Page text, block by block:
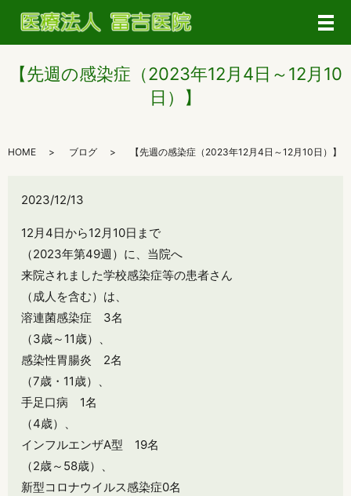
メ
【先週の感染症（2023年12月4日～12月10
日）】
HOME ブログ 【先週の感染症（2023年12月4日～12月10日）】
2023/12/13
12月4日から12月10日まで
（2023年第49週）に、当院へ
来院されました学校感染症等の患者さん
（成人を含む）は、
溶連菌感染症 3名
（3歳～11歳）、
感染性胃腸炎 2名
（7歳・11歳）、
手足口病 1名
（4歳）、
インフルエンザA型 19名
（2歳～58歳）、
新型コロナウイルス感染症0名